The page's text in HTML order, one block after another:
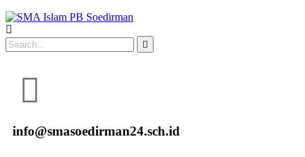
info@smasoedirman24.sch.id